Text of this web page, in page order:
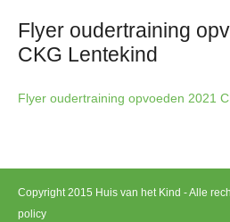
Flyer oudertraining
CKG Lentekind
Flyer oudertraining opvoeden 2021
Copyright 2015 Huis van het Kind - Alle
policy